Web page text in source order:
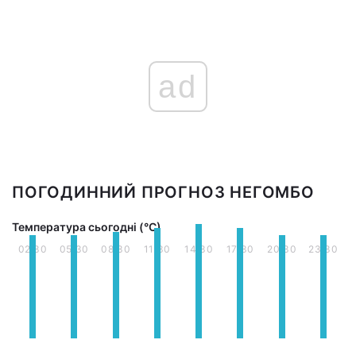
ad
ПОГОДИННИЙ ПРОГНОЗ НЕГОМБО
Температура сьогодні (°С)
02:30 05:30 08:30 11:30 14:30 17:30 20:30 23:30